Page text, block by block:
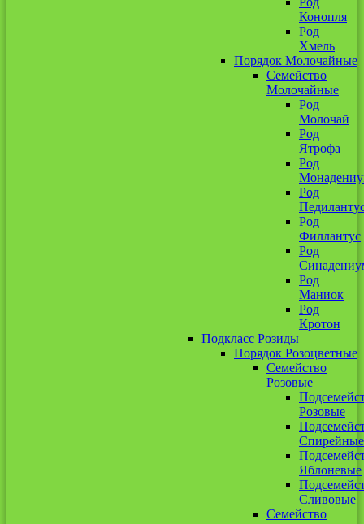
Конопля
Род
Хмель
Порядок Молочайные
Семейство
Молочайные
Род
Молочай
Род
Ятрофа
Род
Род
Род
Филлантус
Род
Род
Маниок
Род
Кротон
Подкласс Розиды
Порядок Розоцветные
Семейство
Розовые
Розовые
Спирейные
Яблоневые
Сливовые
Семейство